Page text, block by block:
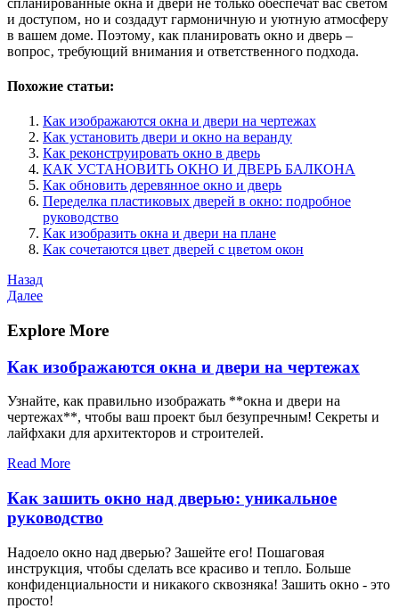
и доступом‚ но и создадут гармоничную и уютную атмосферу
в вашем доме. Поэтому‚ как планировать окно и дверь –
вопрос‚ требующий внимания и ответственного подхода.
Похожие статьи:
Как изображаются окна и двери на чертежах
Как установить двери и окно на веранду
Как реконструировать окно в дверь
КАК УСТАНОВИТЬ ОКНО И ДВЕРЬ БАЛКОНА
Как обновить деревянное окно и дверь
Переделка пластиковых дверей в окно: подробное
руководство
Как изобразить окна и двери на плане
Как сочетаются цвет дверей с цветом окон
Навигация
по
записям
Предыдущая
запись
Назад
Следующая
Далее
Explore More
Как изображаются окна и двери на чертежах
Узнайте, как правильно изображать **окна и двери на
чертежах**, чтобы ваш проект был безупречным! Секреты и
лайфхаки для архитекторов и строителей.
Read More
Как зашить окно над дверью: уникальное
руководство
Надоело окно над дверью? Зашейте его! Пошаговая
инструкция, чтобы сделать все красиво и тепло. Больше
конфиденциальности и никакого сквозняка! Зашить окно - это
просто!